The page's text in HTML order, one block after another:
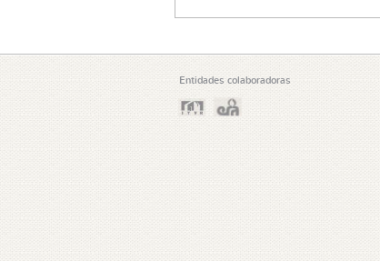
Entidades colaboradoras